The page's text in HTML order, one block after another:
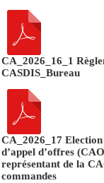
CA_2026_16_1
CASDIS_Bureau
CA_2026_17
d’appel d’offres
représentant de la
commandes